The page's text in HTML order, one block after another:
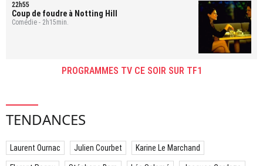
22h55
Coup de foudre à Notting Hill
Comédie - 2h15min.
PROGRAMMES TV CE SOIR SUR TF1
TENDANCES
Laurent Ournac Julien Courbet Karine Le Marchand